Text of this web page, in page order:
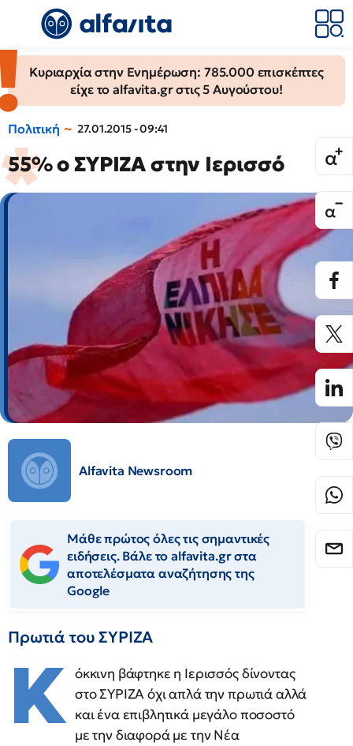
Κυριαρχία στην Ενημέρωση: 785.000 επισκέπτες
είχε το alfavita.gr στις 5 Αυγούστου!
Πολιτική 27.01.2015 - 09:41
55% ο ΣΥΡΙΖΑ στην Ιερισσό
Alfavita Newsroom
Μάθε πρώτος όλες τις σημαντικές
ειδήσεις. Βάλε το alfavita.gr στα
αποτελέσματα αναζήτησης της
Google
Πρωτιά του ΣΥΡΙΖΑ
Κ όκκινη βάφτηκε η Ιερισσός δίνοντας
στο ΣΥΡΙΖΑ όχι απλά την πρωτιά αλλά
και ένα επιβλητικά μεγάλο ποσοστό
με την διαφορά με την Νέα